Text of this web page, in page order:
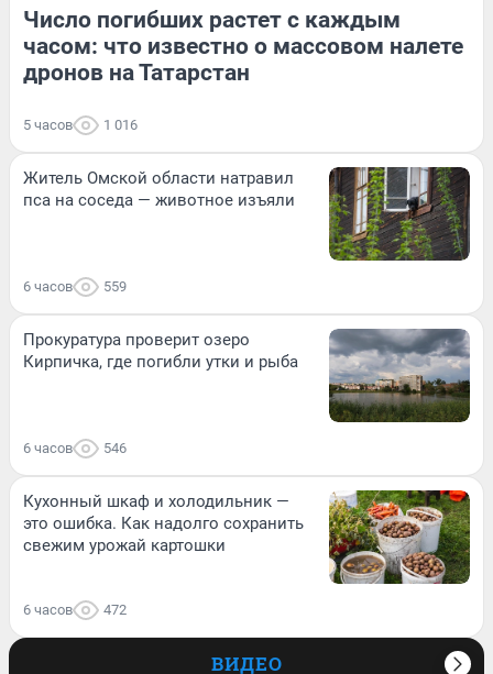
Число погибших растет с каждым
часом: что известно о массовом налете
дронов на Татарстан
5 часов 1 016
Житель Омской области натравил
пса на соседа — животное изъяли
6 часов 559
Прокуратура проверит озеро
Кирпичка, где погибли утки и рыба
6 часов 546
Кухонный шкаф и холодильник —
это ошибка. Как надолго сохранить
свежим урожай картошки
6 часов 472
ВИДЕО